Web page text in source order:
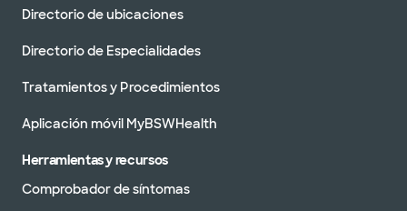
Directorio de ubicaciones
Directorio de Especialidades
Tratamientos y Procedimientos
Aplicación móvil MyBSWHealth
Herramientas y recursos
Comprobador de síntomas